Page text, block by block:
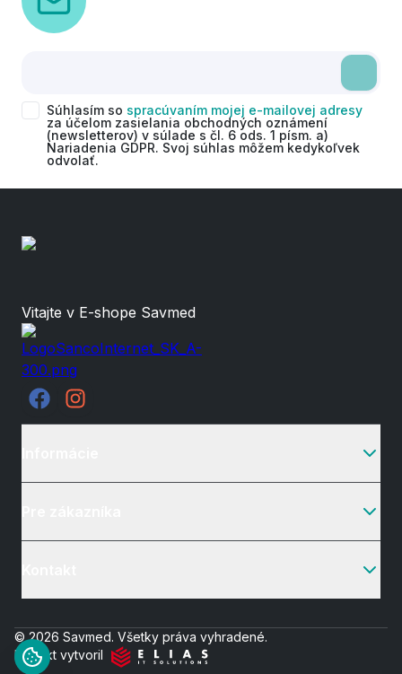
Súhlasím so spracúvaním mojej e-mailovej adresy
za účelom zasielania obchodných oznámení
(newsletterov) v súlade s čl. 6 ods. 1 písm. a)
Nariadenia GDPR. Svoj súhlas môžem kedykoľvek
odvolať.
Vitajte v E-shope Savmed
© 2026 Savmed. Všetky práva vyhradené.
Projekt vytvoril